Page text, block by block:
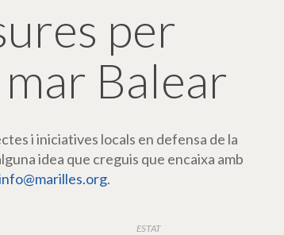
per
Balear
i iniciatives locals en defensa de la
idea que creguis que encaixa amb
.
ESTAT